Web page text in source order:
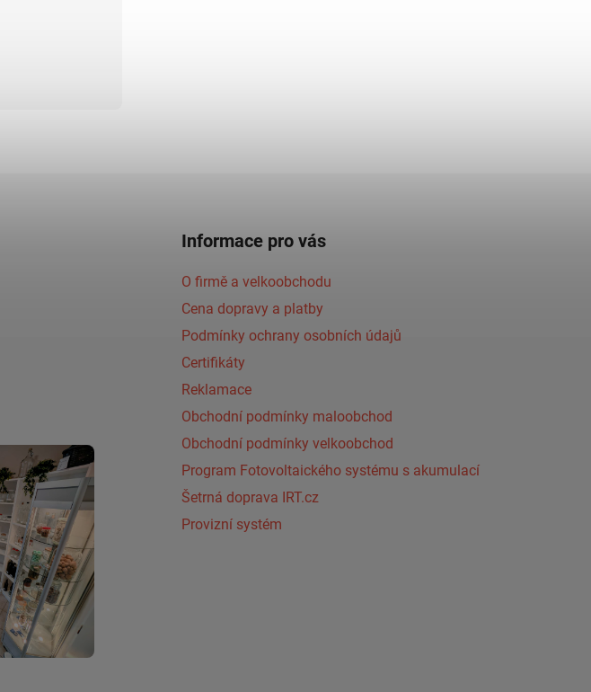
Informace pro vás
O firmě a velkoobchodu
Cena dopravy a platby
Podmínky ochrany osobních údajů
Certifikáty
Reklamace
Obchodní podmínky maloobchod
Obchodní podmínky velkoobchod
Program Fotovoltaického systému s akumulací
Šetrná doprava IRT.cz
Provizní systém